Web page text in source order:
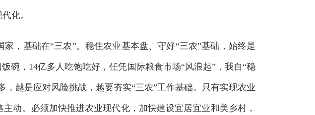
化。
基础在“三农”。稳住农业基本盘、守好“三农”基础，始终是
碗，14亿多人吃饱吃好，任凭国际粮食市场“风浪起”，我自“稳
越是应对风险挑战，越要夯实“三农”工作基础。只有实现农业
动。必须加快推进农业现代化，加快建设宜居宜业和美乡村，